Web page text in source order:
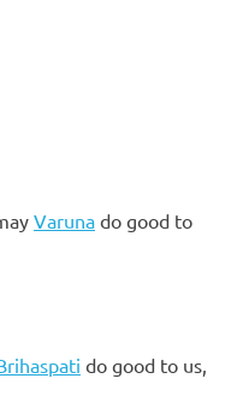
Varuna do good to
do good to us,